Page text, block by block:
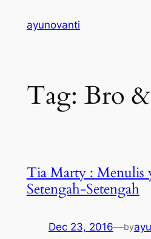
ayunovanti
Tag: Bro
Tia Marty : Menulis
Setengah-Setengah
Dec 23, 2016—by